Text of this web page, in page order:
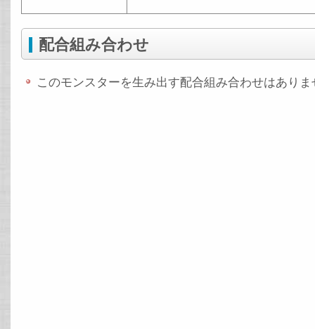
配合組み合わせ
このモンスターを生み出す配合組み合わせはありま